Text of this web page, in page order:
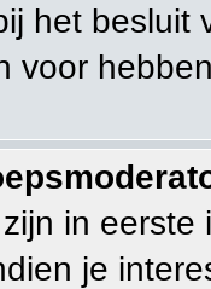
het besluit
voor
in
je